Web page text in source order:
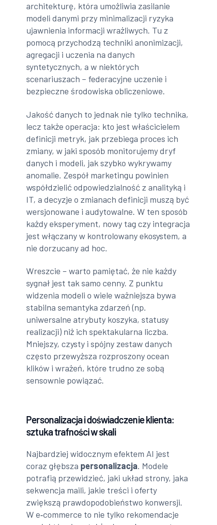
architekturę, która umożliwia zasilanie
modeli danymi przy minimalizacji ryzyka
ujawnienia informacji wrażliwych. Tu z
pomocą przychodzą techniki anonimizacji,
agregacji i uczenia na danych
syntetycznych, a w niektórych
scenariuszach – federacyjne uczenie i
bezpieczne środowiska obliczeniowe.
Jakość danych to jednak nie tylko technika,
lecz także operacja: kto jest właścicielem
definicji metryk, jak przebiega proces ich
zmiany, w jaki sposób monitorujemy dryf
danych i modeli, jak szybko wykrywamy
anomalie. Zespół marketingu powinien
współdzielić odpowiedzialność z analityką i
IT, a decyzje o zmianach definicji muszą być
wersjonowane i audytowalne. W ten sposób
każdy eksperyment, nowy tag czy integracja
jest włączany w kontrolowany ekosystem, a
nie dorzucany ad hoc.
Wreszcie – warto pamiętać, że nie każdy
sygnał jest tak samo cenny. Z punktu
widzenia modeli o wiele ważniejsza bywa
stabilna semantyka zdarzeń (np.
uniwersalne atrybuty koszyka, statusy
realizacji) niż ich spektakularna liczba.
Mniejszy, czysty i spójny zestaw danych
często przewyższa rozproszony ocean
klików i wrażeń, które trudno ze sobą
sensownie powiązać.
Personalizacja i doświadczenie klienta:
sztuka trafności w skali
Najbardziej widocznym efektem AI jest
coraz głębsza personalizacja. Modele
potrafią przewidzieć, jaki układ strony, jaka
sekwencja maili, jakie treści i oferty
zwiększą prawdopodobieństwo konwersji.
W e‑commerce to nie tylko rekomendacje